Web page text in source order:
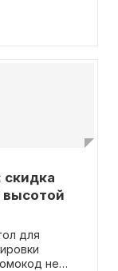
высотой
для
не